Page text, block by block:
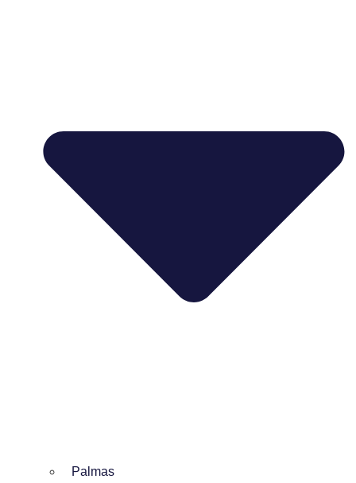
Palmas